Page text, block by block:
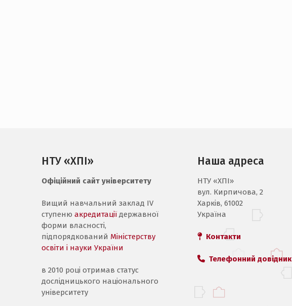
НТУ «ХПІ»
Офіційний сайт університету
Вищий навчальний заклад IV
ступеню акредитації державної
форми власності,
підпорядкований Міністерству
освіти і науки України
в 2010 році отримав статус
дослідницького національного
університету
Наша адреса
НТУ «ХПI»
вул. Кирпичова, 2
Харків, 61002
Україна
Контакти
Телефонний довідник